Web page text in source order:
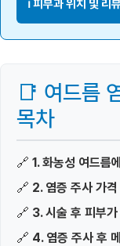
ℹ️ 피부과 위치 및 리
📑 여드름
목차
🔗 1. 화농성 여드름
🔗 2. 염증 주사 가
🔗 3. 시술 후 피부
🔗 4. 염증 주사 후